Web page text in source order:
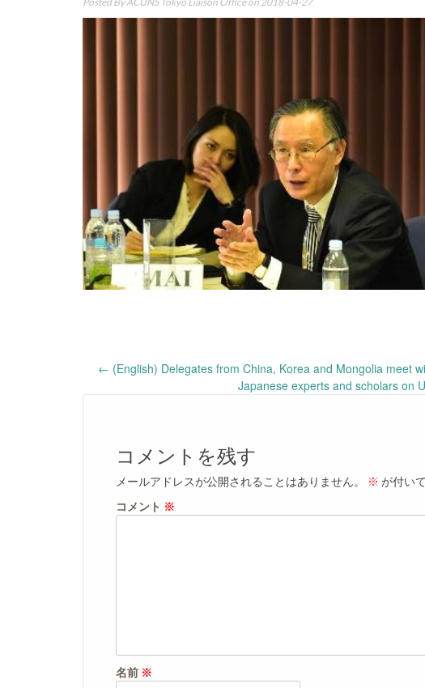
Post
navigation
← (English) Delegates from China, Korea and Mongolia meet
Japanese experts and scholars on
コメントを残す
メールアドレスが公開されることはありません。 ※ が付い
コメント ※
名前 ※